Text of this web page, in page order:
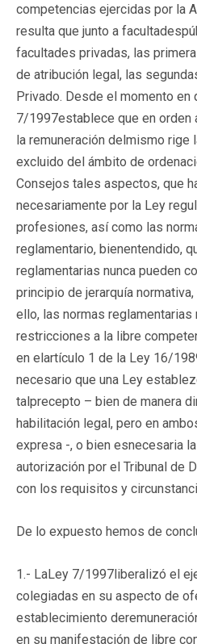
competencias ejercidas por la
resulta que junto a
facultades privadas, las
de atribución legal, las
Privado. Desde el momento en
7/1997establece que en orden
la remuneración delmismo rige
excluido del ámbito de
Consejos tales aspectos, que
necesariamente por la Ley
profesiones, así como las
reglamentario, bienentendido,
reglamentarias nunca pueden
principio de jerarquía
ello, las normas
restricciones a la libre
en elartículo 1 de la Ley 16/
necesario que una Ley
talprecepto – bien de manera
habilitación legal, pero en
expresa -, o bien esnecesaria
autorización por el Tribunal de
con los requisitos y
De lo expuesto hemos de
1.- LaLey 7/1997liberalizó el
colegiadas en su aspecto de
establecimiento
en su manifestación de libre